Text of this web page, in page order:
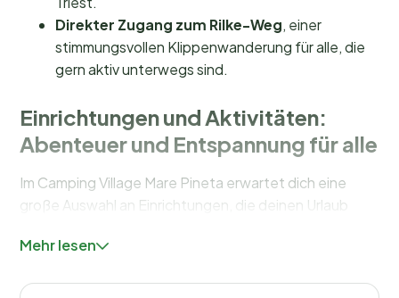
Direkter Zugang zum Rilke-Weg, einer
stimmungsvollen Klippenwanderung für alle, die
gern aktiv unterwegs sind.
Einrichtungen und Aktivitäten:
Abenteuer und Entspannung für alle
Im Camping Village Mare Pineta erwartet dich eine
große Auswahl an Einrichtungen, die deinen Urlaub
Paradies für Wasserfans – mit einem halb-olympischen
Wellnessbereich und ein Solarium. Für Kinder gibt es
Mehr lesen